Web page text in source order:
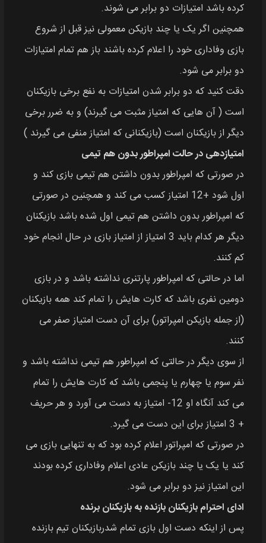
کرده باشد امتیازات دو برابر می شوند.
همچنین اگر یک یا چند بازیکن معمولی نیز قبل از شروع
بازی وفاداری خود را اعلام کرده باشند باز هم تمام امتیازات
دو برابر می شود.
دقت کنید که دو برابر شدن امتیازات به نفع برخی بازیکنان
است ( آن‌ هایی که امتیاز مثبت می گیرند) و به ضرر برخی
دیگر از بازیکنان است (بازیکنانی که امتیاز منفی می گیرند )
امتیازدهی در حالت امپراطور بدون هم‌ تیمی
در صورتی که امپراطور بدون داشتن هم‌ تیمی بازی کند و
اول شود +12 امتیاز کسب می‌ کند و همچنین در صورتی
که امپراطور بدون داشتن هم‌ تیمی اول شده باشد بازیکنان
دیگر هر کدام باید 3 امتیاز از امتیاز بازی در حال انجام خود
کم کنند.
اما در حالتی که امپراطور پارتنری نداشته باشد و در بازی
دومین نفری باشد که کارت هایش را تمام کند همه بازیکنان
(از جمله بازیکن امپراتور) برای آن دست امتیاز صفر می‌
کنند.
از سوی دیگر در حالتی که امپراطور هم تیمی نداشته باشد و
نفر سوم یا چهارم یا پنجمی باشد که کارت هایش را تمام
می کند آنگاه او 12- امتیاز به دست می‌ آورد و هر حریف
+ 3 امتیاز برای این دست می‌ گیرد.
در صورتی که امپراتور اعلام کرده بود که به تنهایی بازی می
کند یا یک یا چند بازیکن عادی اعلام وفاداری کرده بودند
این امتیاز نیز دو برابر می شود.
ادای احترام بازیکنان بازنده به بازیکنان برنده
پس از اینکه دست اول بازی تمام شدربازیکنان تیم بازنده